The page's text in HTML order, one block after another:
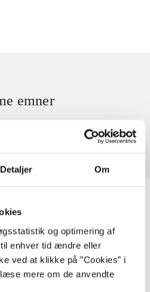
Detaljer Om
og optimering af
enhver tid ændre eller
ved at klikke på ”Cookies” i
mere om de anvendte
emner
på udgivelser